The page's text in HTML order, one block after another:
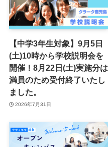
【中学3年生対象】9月5日
(土)10時から学校説明会を
開催！8月22日(土)実施分は
満員のため受付終了いたし
ました。
2026年7月31日